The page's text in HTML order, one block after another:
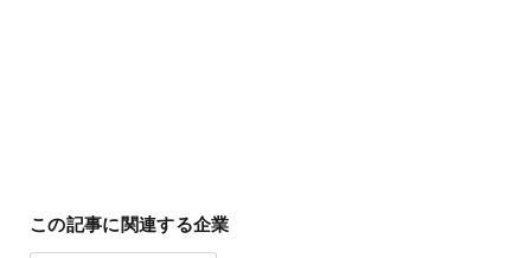
この記事に関連する企業